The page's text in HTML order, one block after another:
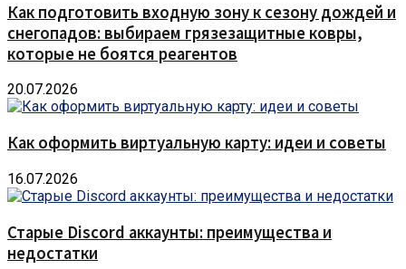
Как подготовить входную зону к сезону дождей и
снегопадов: выбираем грязезащитные ковры,
которые не боятся реагентов
20.07.2026
Как оформить виртуальную карту: идеи и советы
16.07.2026
Старые Discord аккаунты: преимущества и
недостатки